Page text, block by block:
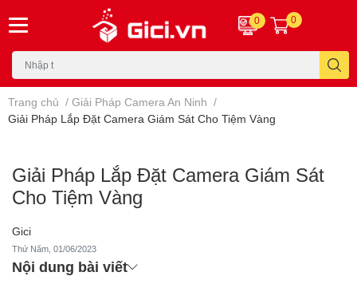
0 0
Trang chủ / Giải Pháp Camera An Ninh /
Giải Pháp Lắp Đặt Camera Giám Sát Cho Tiệm Vàng
Giải Pháp Lắp Đặt Camera Giám Sát
Cho Tiệm Vàng
Gici
Thứ Năm, 01/06/2023
Nội dung bài viết